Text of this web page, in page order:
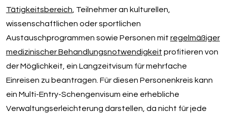
Tätigkeitsbereich , Teilnehmer an kulturellen,
wissenschaftlichen oder sportlichen
Austauschprogrammen sowie Personen mit regelmäßiger
medizinischer Behandlungsnotwendigkeit profitieren von
der Möglichkeit, ein Langzeitvisum für mehrfache
Einreisen zu beantragen. Für diesen Personenkreis kann
ein Multi-Entry-Schengenvisum eine erhebliche
Verwaltungserleichterung darstellen, da nicht für jede